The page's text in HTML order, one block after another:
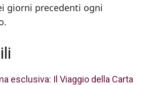
giorni precedenti ogni
esclusiva: Il Viaggio della Carta